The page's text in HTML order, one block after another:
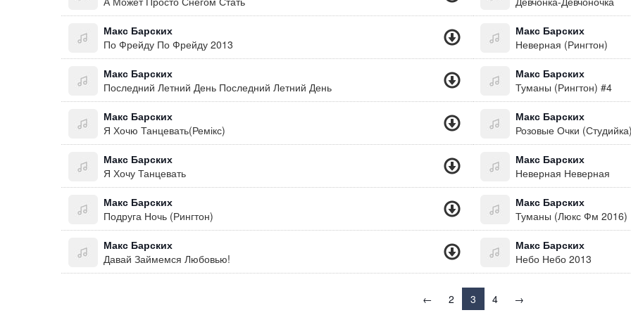
Макс Барских
По Фрейду По Фрейду 2013
Макс Барских
Неверная (Рингтон)
Макс Барских
Последний Летний День Последний Летний День
Макс Барских
Туманы (Рингтон) #4
Макс Барских
Я Хочю Танцевать(Ремікс)
Макс Барских
Розовые Очки
Макс Барских
Я Хочу Танцевать
Макс Барских
Неверная Неверная
Макс Барских
Подруга Ночь (Рингтон)
Макс Барских
Туманы (Люкс Фм 2016)
Макс Барских
Давай Займемся Любовью!
Макс Барских
Небо Небо 2013
← 2 3 4 →